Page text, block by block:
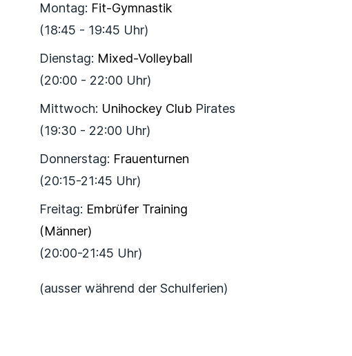
Montag: Fit-Gymnastik
(18:45 - 19:45 Uhr)
Dienstag: Mixed-Volleyball
(20:00 - 22:00 Uhr)
Mittwoch: Unihockey ClubPirates
(19:30 - 22:00 Uhr)
Donnerstag: Frauenturnen
(20:15-21:45 Uhr)
Freitag: Embrüfer Training
(Männer)
(20:00-21:45 Uhr)
(ausser während der Schulferien)